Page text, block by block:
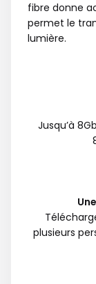
fibre donne
permet le
lumière.
Jusqu’à
plusieurs